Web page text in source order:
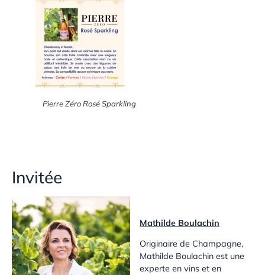
Pierre Zéro Rosé Sparkling
Invitée
Mathilde Boulachin
Originaire de Champagne,
Mathilde Boulachin est une
experte en vins et en